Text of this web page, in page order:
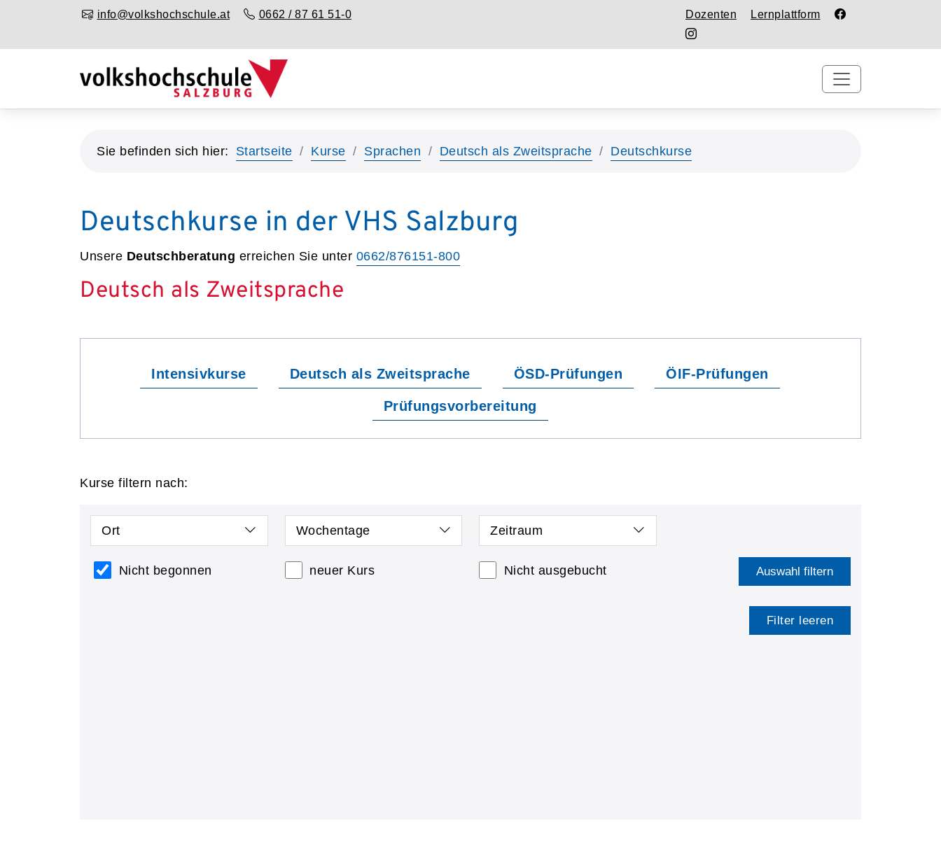
info@volkshochschule.at 0662 / 87 61 51-0 Dozenten Lernplattform
Sie befinden sich hier: Startseite Kurse Sprachen Deutsch als Zweitsprache Deutschkurse
Deutschkurse in der VHS Salzburg
Unsere Deutschberatung erreichen Sie unter 0662/876151-800
Deutsch als Zweitsprache
Intensivkurse Deutsch als Zweitsprache ÖSD-Prüfungen ÖIF-Prüfungen
Prüfungsvorbereitung
Kurse filtern nach:
Ort Wochentage Zeitraum
Nicht begonnen neuer Kurs Nicht ausgebucht Auswahl filtern
Filter leeren